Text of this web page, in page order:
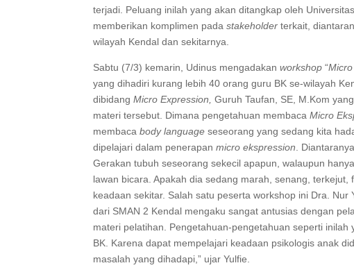
terjadi. Peluang inilah yang akan ditangkap oleh
memberikan komplimen padastakeholder terkait,
wilayah Kendal dan sekitarnya.
Sabtu (7/3) kemarin, Udinus mengadakanworkshop “
yang dihadiri kurang lebih 40 orang guru BK se-wilayah
dibidangMicro Expression, Guruh Taufan, SE, M.Kom
materi tersebut. Dimana pengetahuan membacaMicro
membacabody language seseorang yang sedang kita
dipelajari dalam penerapanmicro ekspression .
Gerakan tubuh seseorang sekecil apapun, walaupun
lawan bicara. Apakah dia sedang marah, senang,
keadaan sekitar. Salah satu peserta workshop ini Dra. Nur
dari SMAN 2 Kendal mengaku sangat antusias dengan
materi pelatihan. Pengetahuan-pengetahuan seperti
BK. Karena dapat mempelajari keadaan psikologis anak
masalah yang dihadapi,” ujar Yulfie.